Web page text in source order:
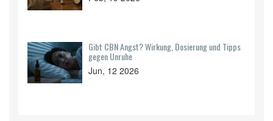
Gibt CBN Angst? Wirkung, Dosierung und Tipps
gegen Unruhe
Jun, 12 2026